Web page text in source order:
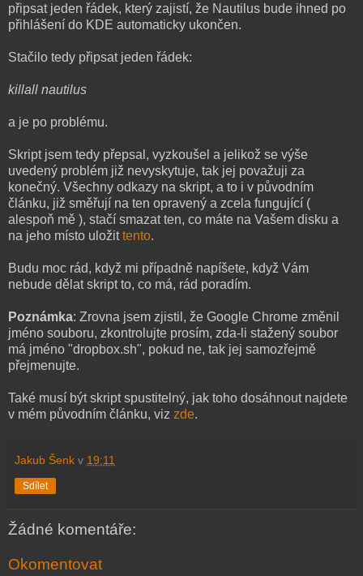
připsat jeden řádek, který zajistí, že Nautilus bude ihned po
přihlášení do KDE automaticky ukončen.
Stačilo tedy připsat jeden řádek:
killall nautilus
a je po problému.
Skript jsem tedy přepsal, vyzkoušel a jelikož se výše
uvedený problém již nevyskytuje, tak jej považuji za
konečný. Všechny odkazy na skript, a to i v původním
článku, již směřují na ten opravený a zcela fungující (
alespoň mě ), stačí smazat ten, co máte na Vašem disku a
na jeho místo uložittento.
Budu moc rád, když mi případně napíšete, když Vám
nebude dělat skript to, co má, rád poradím.
Poznámka: Zrovna jsem zjistil, že Google Chrome změnil
jméno souboru, zkontrolujte prosím, zda-li stažený soubor
má jméno "dropbox.sh", pokud ne, tak jej samozřejmě
přejmenujte.
Také musí být skript spustitelný, jak toho dosáhnout najdete
v mém původním článku, viz zde.
Jakub Šenk v 19:11
Sdílet
Žádné komentáře:
Okomentovat